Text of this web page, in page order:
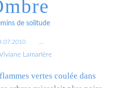
de solitude
Lamarlère
vertes coulée dans